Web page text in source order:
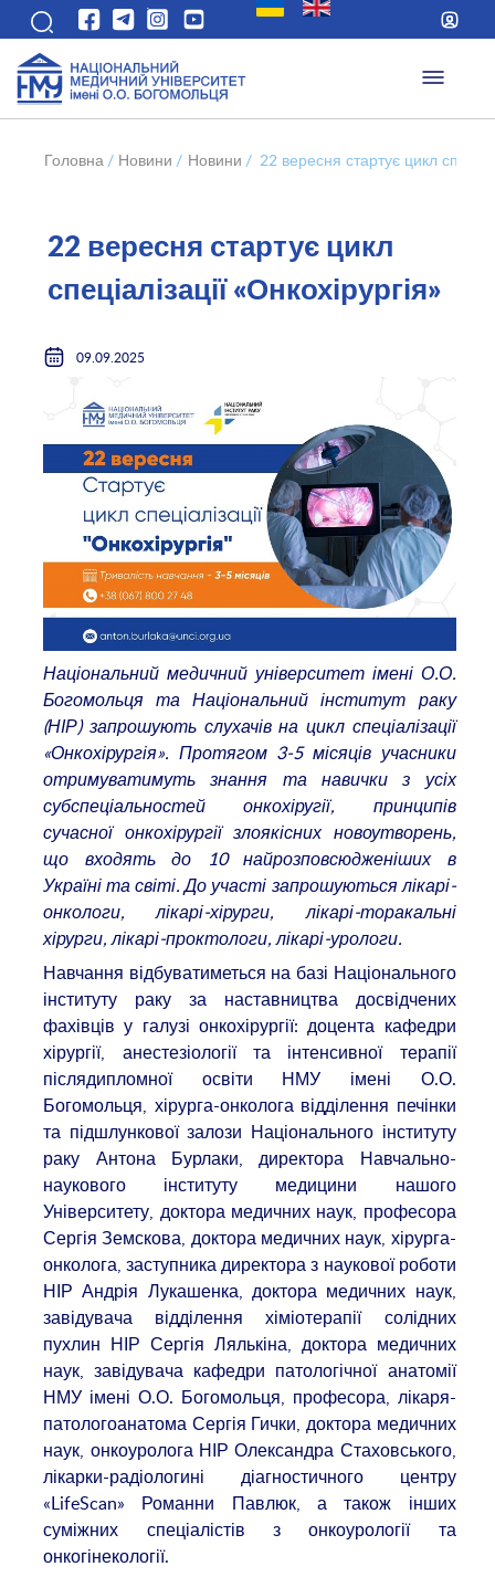
Головна / Новини / Новини / 22 вересня стартує цикл
22 вересня стартує цикл
спеціалізації «Онкохірургія»
09.09.2025
Національний медичний університет імені О.О.
Богомольця та Національний інститут раку
(НІР) запрошують слухачів на цикл спеціалізації
«Онкохірургія». Протягом 3-5 місяців учасники
отримуватимуть знання та навички з усіх
субспеціальностей онкохіругії, принципів
сучасної онкохірургії злоякісних новоутворень,
що входять до 10 найрозповсюдженіших в
Україні та світі. До участі запрошуються лікарі-
онкологи, лікарі-хірурги, лікарі-торакальні
хірурги, лікарі-проктологи, лікарі-урологи.
Навчання відбуватиметься на базі Національного
інституту раку за наставництва досвідчених
фахівців у галузі онкохірургії: доцента кафедри
хірургії, анестезіології та інтенсивної терапії
післядипломної освіти НМУ імені О.О.
Богомольця, хірурга-онколога відділення печінки
та підшлункової залози Національного інституту
раку Антона Бурлаки, директора Навчально-
наукового інституту медицини нашого
Університету, доктора медичних наук, професора
Сергія Земскова, доктора медичних наук, хірурга-
онколога, заступника директора з наукової роботи
НІР Андрія Лукашенка, доктора медичних наук,
завідувача відділення хіміотерапії солідних
пухлин НІР Сергія Лялькіна, доктора медичних
наук, завідувача кафедри патологічної анатомії
НМУ імені О.О. Богомольця, професора, лікаря-
патологоанатома Сергія Гички, доктора медичних
наук, онкоуролога НІР Олександра Стаховського,
лікарки-радіологині діагностичного центру
«LifeScan» Романни Павлюк, а також інших
суміжних спеціалістів з онкоурології та
онкогінекології.